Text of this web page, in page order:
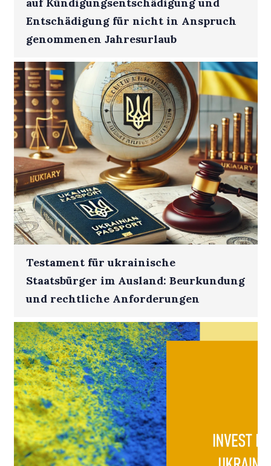
Entschädigung für nicht in Anspruch
genommenen Jahresurlaub
Testament für ukrainische
Staatsbürger im Ausland: Beurkundung
und rechtliche Anforderungen